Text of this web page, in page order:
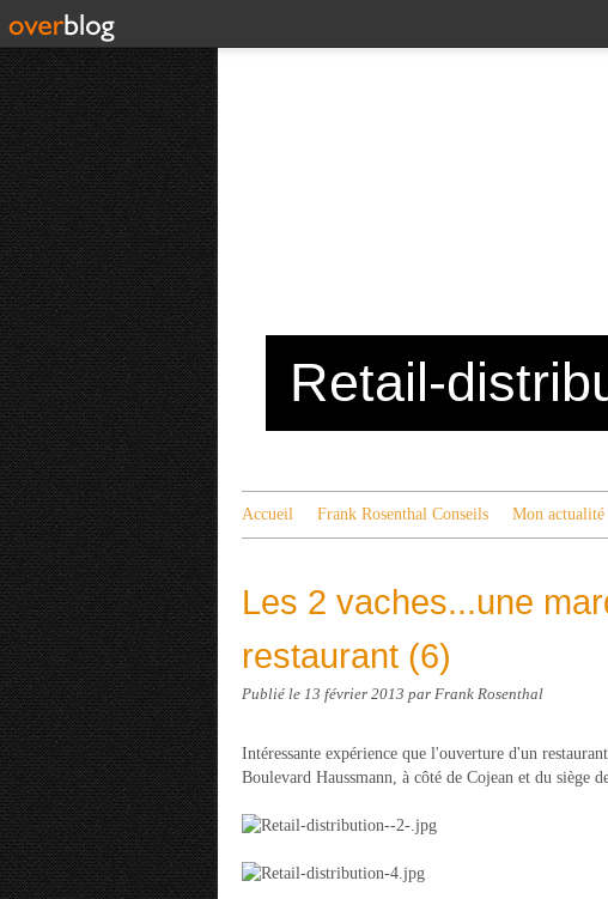
Retail-
Accueil Frank Rosenthal Conseils Mon actualité
Les 2 vaches...une
restaurant (6)
Publié le 13 février 2013 par Frank Rosenthal
Intéressante expérience que l'ouverture d'un
Boulevard Haussmann, à côté de Cojean et du siège